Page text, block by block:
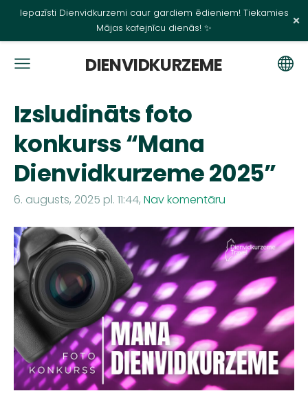
Iepazīsti Dienvidkurzemi caur gardiem ēdieniem! Tiekamies
Mājas kafejnīcu dienās! ✨
×
DIENVIDKURZEME
Izsludināts foto
konkurss “Mana
Dienvidkurzeme 2025”
6. augusts, 2025 pl. 11:44, Nav komentāru